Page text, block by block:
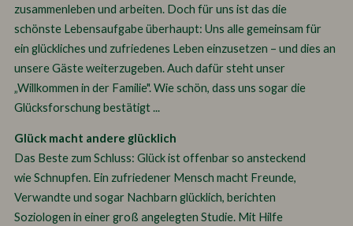
zusammenleben und arbeiten. Doch für uns ist das die
schönste Lebensaufgabe überhaupt: Uns alle gemeinsam für
ein glückliches und zufriedenes Leben einzusetzen – und dies an
unsere Gäste weiterzugeben. Auch dafür steht unser
„Willkommen in der Familie". Wie schön, dass uns sogar die
Glücksforschung bestätigt ...
Glück macht andere glücklich
Das Beste zum Schluss: Glück ist offenbar so ansteckend
wie Schnupfen. Ein zufriedener Mensch macht Freunde,
Verwandte und sogar Nachbarn glücklich, berichten
Soziologen in einer groß angelegten Studie. Mit Hilfe